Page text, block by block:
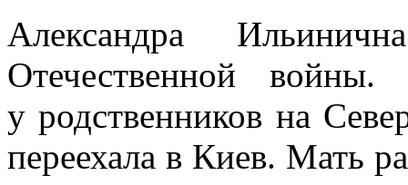
Александра
Отечественной
у родственников на
переехала в Киев. Мать